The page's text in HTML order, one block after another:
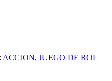
ACCION, JUEGO DE ROL